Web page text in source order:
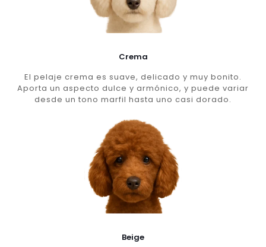
Crema
El pelaje crema es suave, delicado y muy bonito.
Aporta un aspecto dulce y armónico, y puede variar
desde un tono marfil hasta uno casi dorado.
Beige